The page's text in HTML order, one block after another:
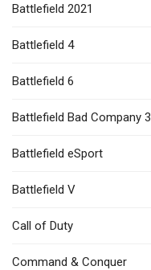
Battlefield 2021
Battlefield 4
Battlefield 6
Battlefield Bad Company 3
Battlefield eSport
Battlefield V
Call of Duty
Command & Conquer